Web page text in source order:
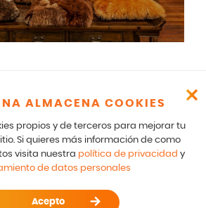
ALMACENA COOKIES
propios y de terceros para mejorar tu
Si quieres más información de como
visita nuestra política de privacidad y
de datos personales
Acepto
y notificaciones formales favor escribir
team@cachivaches.com